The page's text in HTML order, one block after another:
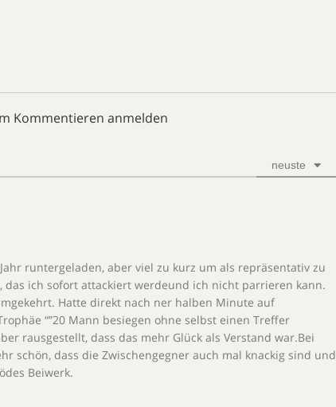
Kommentieren anmelden
neuste
runtergeladen, aber viel zu kurz um als repräsentativ zu
das ich sofort attackiert werdeund ich nicht parrieren kann.
Hatte direkt nach ner halben Minute auf
“”20 Mann besiegen ohne selbst einen Treffer
rausgestellt, dass das mehr Glück als Verstand war.Bei
schön, dass die Zwischengegner auch mal knackig sind und
Beiwerk.